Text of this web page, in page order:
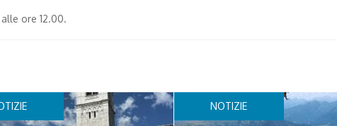
ore 12.00.
NOTIZIE